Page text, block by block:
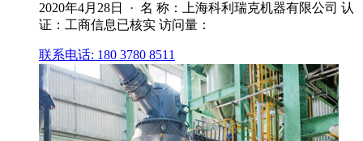
2020年4月28日 · 名 称：上海科利瑞克机器有限公司 认
证：工商信息已核实 访问量：
联系电话: 180 3780 8511